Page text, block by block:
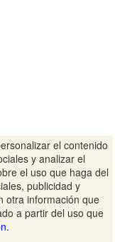
el contenido
y analizar el
el uso que haga del
publicidad y
otra información que
a partir del uso que